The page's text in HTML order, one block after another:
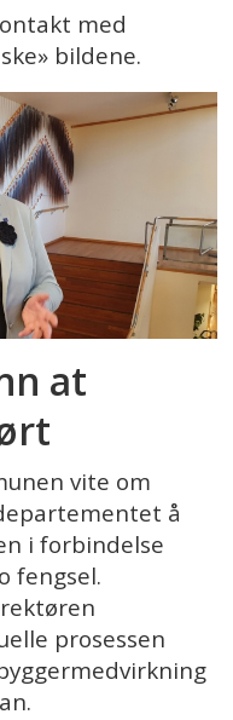
med
bildene.
at
vite om
å
i forbindelse
fengsel.
prosessen